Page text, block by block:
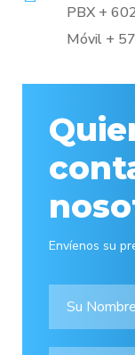
PBX +
Móvil +
Envíenos su